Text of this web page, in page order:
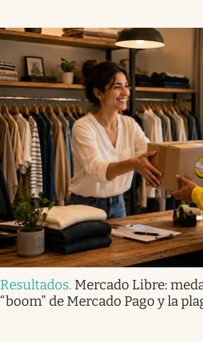
Resultados. Mercado Libre:
“boom” de Mercado Pago y la